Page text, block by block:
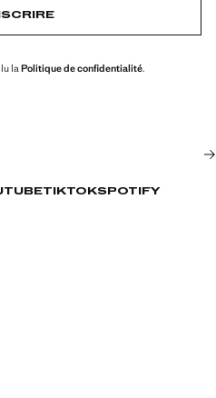
la Politique de confidentialité.
TIKTOKSPOTIFY